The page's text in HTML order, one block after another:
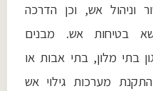
וניהול אש, וכן הדרכה
בטיחות אש. מבנים
בתי מלון, בתי אבות או
מערכות גילוי אש